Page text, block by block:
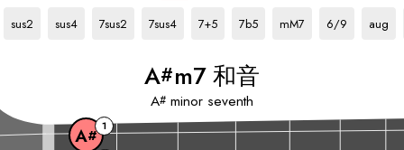
sus2
sus4
7sus2
7sus4
7+5
7b5
mM7
6/9
aug
A#m7 和音
A# minor seventh
A# 1